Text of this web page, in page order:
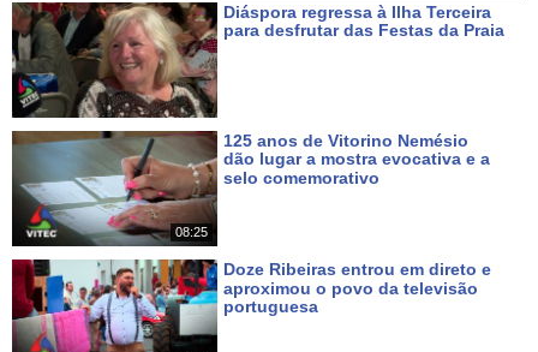
Diáspora regressa à Ilha Terceira
para desfrutar das Festas da Praia
08:25
125 anos de Vitorino Nemésio
dão lugar a mostra evocativa e a
selo comemorativo
Doze Ribeiras entrou em direto e
aproximou o povo da televisão
portuguesa